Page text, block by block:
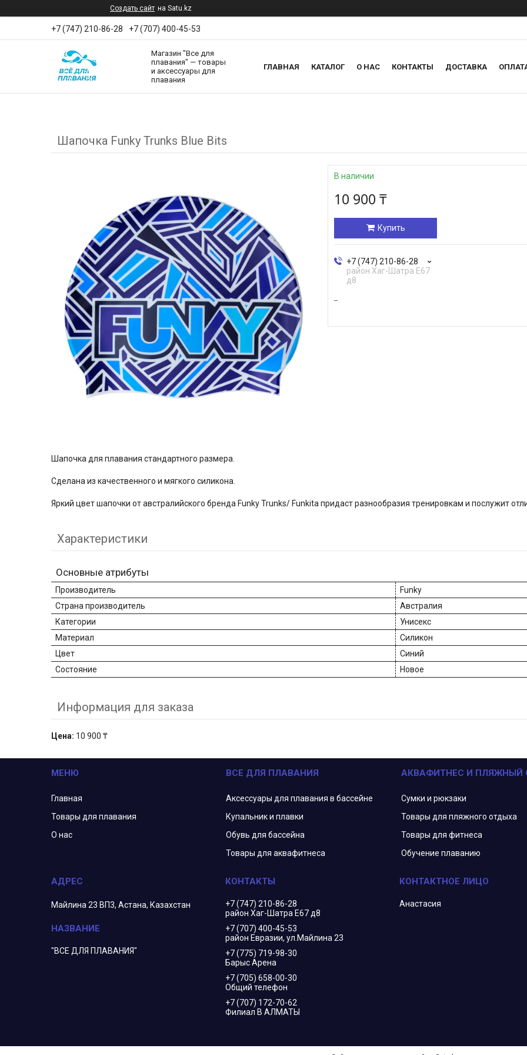
Создать сайт на Satu.kz
+7 (747) 210-86-28 +7 (707) 400-45-53
Магазин "Все для
плавания" — товары
и аксессуары для
плавания
ГЛАВНАЯ КАТАЛОГ О НАС КОНТАКТЫ ДОСТАВКА
Шапочка Funky Trunks Blue Bits
В наличии
10 900 ₸
Купить
+7 (747) 210-86-28
район Хаг-Шатра Е67
д8
Шапочка для плавания стандартного размера.
Сделана из качественного и мягкого силикона.
Яркий цвет шапочки от австралийского бренда Funky Trunks/ Funkita придаст разнообразия тренировкам и послужит
Характеристики
Основные атрибуты
Производитель
Funky
Страна производитель
Австралия
Категории
Унисекс
Материал
Силикон
Цвет
Синий
Состояние
Новое
Информация для заказа
Цена: 10 900 ₸
МЕНЮ
Главная
Товары для плавания
О нас
ВСЕ ДЛЯ ПЛАВАНИЯ
Аксессуары для плавания в бассейне
Купальник и плавки
Обувь для бассейна
Товары для аквафитнеса
АКВАФИТНЕС И ПЛЯЖНЫЙ
Сумки и рюкзаки
Товары для пляжного отдыха
Товары для фитнеса
Обучение плаванию
Майлина 23 ВП3, Астана, Казахстан
"ВСЕ ДЛЯ ПЛАВАНИЯ"
+7 (747) 210-86-28
район Хаг-Шатра Е67 д8
+7 (707) 400-45-53
район Евразии, ул.Майлина 23
+7 (775) 719-98-30
Барыс Арена
+7 (705) 658-00-30
Общий телефон
+7 (707) 172-70-62
Филиал В АЛМАТЫ
Анастасия